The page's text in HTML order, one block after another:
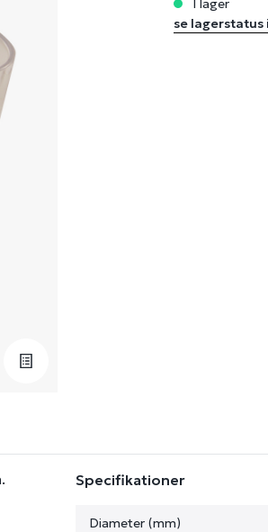
i lager
se lagerstatus
Specifikationer
Diameter (mm)